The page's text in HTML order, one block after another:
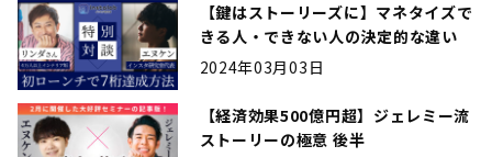
【鍵はストーリーズに】マネタイズで
きる人・できない人の決定的な違い
2024年03月03日
【経済効果500億円超】ジェレミー流
ストーリーの極意 後半